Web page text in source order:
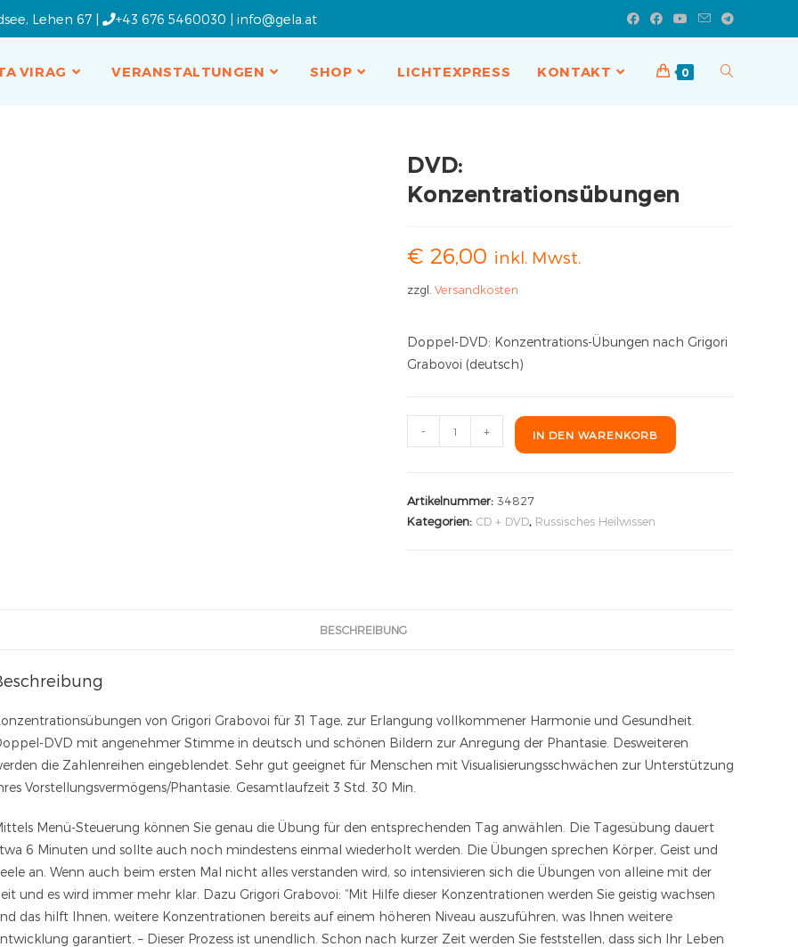
Lehen 67 | +43 676 5460030 | info@gela.at
VIRAG VERANSTALTUNGEN SHOP LICHTEXPRESS KONTAKT 0
DVD:
Konzentrationsübungen
€ 26,00 inkl. Mwst.
zzgl.Versandkosten
Doppel-DVD: Konzentrations-Übungen nach Grigori
Grabovoi (deutsch)
- + IN DEN WARENKORB
Artikelnummer: 34827
Kategorien: CD + DVD, Russisches Heilwissen
BESCHREIBUNG
von Grigori Grabovoi für 31 Tage, zur Erlangung vollkommener Harmonie und Gesundheit.
DVD mit angenehmer Stimme in deutsch und schönen Bildern zur Anregung der Phantasie. Desweiteren
die Zahlenreihen eingeblendet. Sehr gut geeignet für Menschen mit Visualisierungsschwächen zur Unterstützung
Vorstellungsvermögens/Phantasie. Gesamtlaufzeit 3 Std. 30 Min.
Menü-Steuerung können Sie genau die Übung für den entsprechenden Tag anwählen. Die Tagesübung dauert
6 Minuten und sollte auch noch mindestens einmal wiederholt werden. Die Übungen sprechen Körper, Geist und
an. Wenn auch beim ersten Mal nicht alles verstanden wird, so intensivieren sich die Übungen von alleine mit der
und es wird immer mehr klar. Dazu Grigori Grabovoi: “Mit Hilfe dieser Konzentrationen werden Sie geistig wachsen
das hilft Ihnen, weitere Konzentrationen bereits auf einem höheren Niveau auszuführen, was Ihnen weitere
garantiert. – Dieser Prozess ist unendlich. Schon nach kurzer Zeit werden Sie feststellen, dass sich Ihr Leben